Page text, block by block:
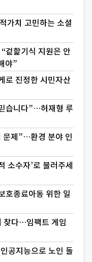
가치 고민하는 소셜
겉핥기식 지원은 안
야”
로 진정한 시민자산
습니다”…허재형 루
문제”…환경 분야 인
소수자’로 불러주세
호종료아동 위한 일
찾다…임팩트 게임
공지능으로 노인 돌